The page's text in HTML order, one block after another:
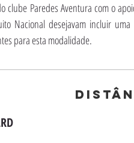
clube Paredes Aventura com o
Nacional desejavam incluir
para esta modalidade.